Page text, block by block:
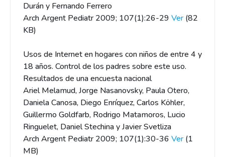
Durán y Fernando Ferrero
Arch Argent Pediatr 2009; 107(1):26-29 Ver(82
KB)
Usos de Internet en hogares con niños de entre 4 y
18 años. Control de los padres sobre este uso.
Resultados de una encuesta nacional
Ariel Melamud, Jorge Nasanovsky, Paula Otero,
Daniela Canosa, Diego Enríquez, Carlos Köhler,
Guillermo Goldfarb, Rodrigo Matamoros, Lucio
Ringuelet, Daniel Stechina y Javier Svetliza
Arch Argent Pediatr 2009; 107(1):30-36 Ver(1
MB)